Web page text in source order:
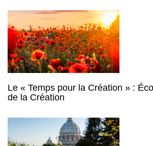
Le « Temps pour la Création » :
de la Création